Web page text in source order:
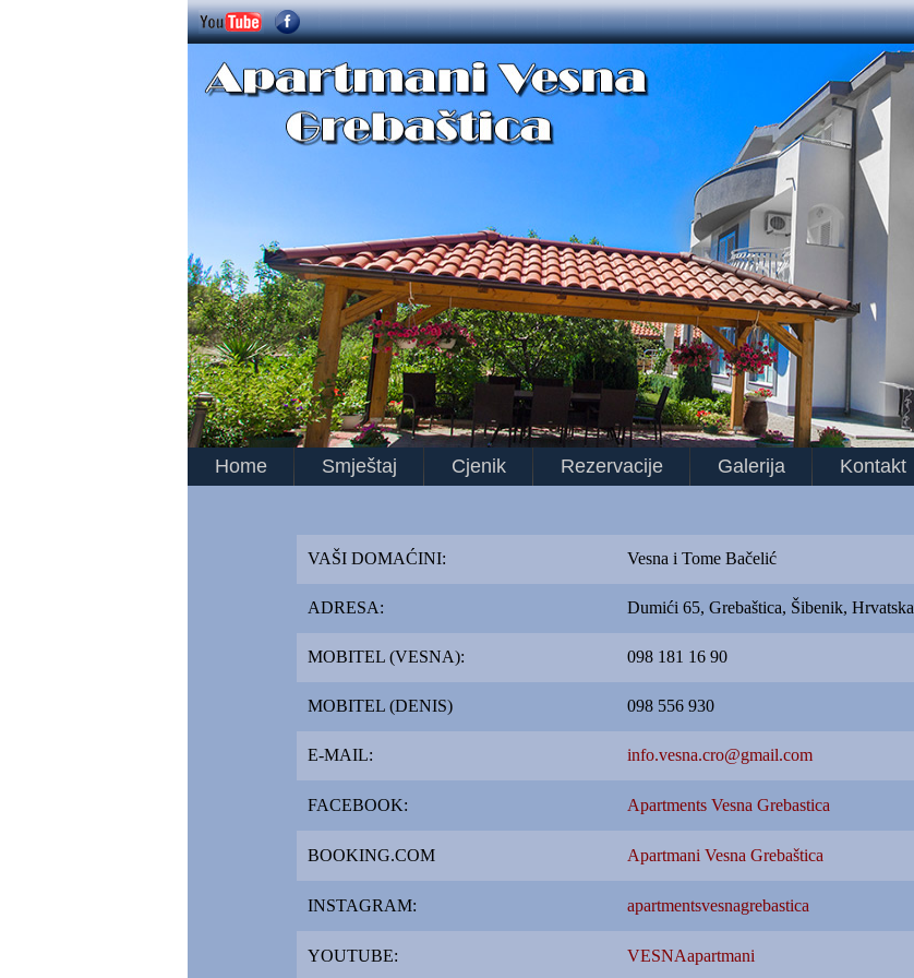
Home Smještaj Cjenik Rezervacije Galerija Kontakt
VAŠI DOMAĆINI: Vesna i Tome Bačelić
ADRESA: Dumići 65, Grebaštica, Šibenik, Hrvatska
MOBITEL (VESNA): 098 181 16 90
MOBITEL (DENIS) 098 556 930
E-MAIL: info.vesna.cro@gmail.com
FACEBOOK: Apartments Vesna Grebastica
BOOKING.COM Apartmani Vesna Grebaštica
INSTAGRAM: apartmentsvesnagrebastica
YOUTUBE: VESNAapartmani